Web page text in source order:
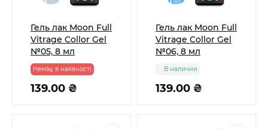
Гель лак Moon Full
Vitrage Collor Gel
№05, 8 мл
Немає в наявності
139.00 ₴
Гель лак Moon Full
Vitrage Collor Gel
№06, 8 мл
В наличии
139.00 ₴